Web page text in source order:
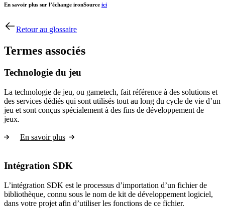
En savoir plus sur l’échange ironSource ici
Retour au glossaire
Termes associés
Technologie du jeu
La technologie de jeu, ou gametech, fait référence à des solutions et
des services dédiés qui sont utilisés tout au long du cycle de vie d’un
jeu et sont conçus spécialement à des fins de développement de
jeux.
En savoir plus
Intégration SDK
L’intégration SDK est le processus d’importation d’un fichier de
bibliothèque, connu sous le nom de kit de développement logiciel,
dans votre projet afin d’utiliser les fonctions de ce fichier.